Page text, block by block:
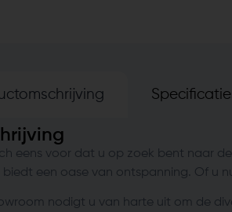
eens voor dat u op zoek bent naar
een oase van ontspanning. Of u
nodigt u van harte uit om de